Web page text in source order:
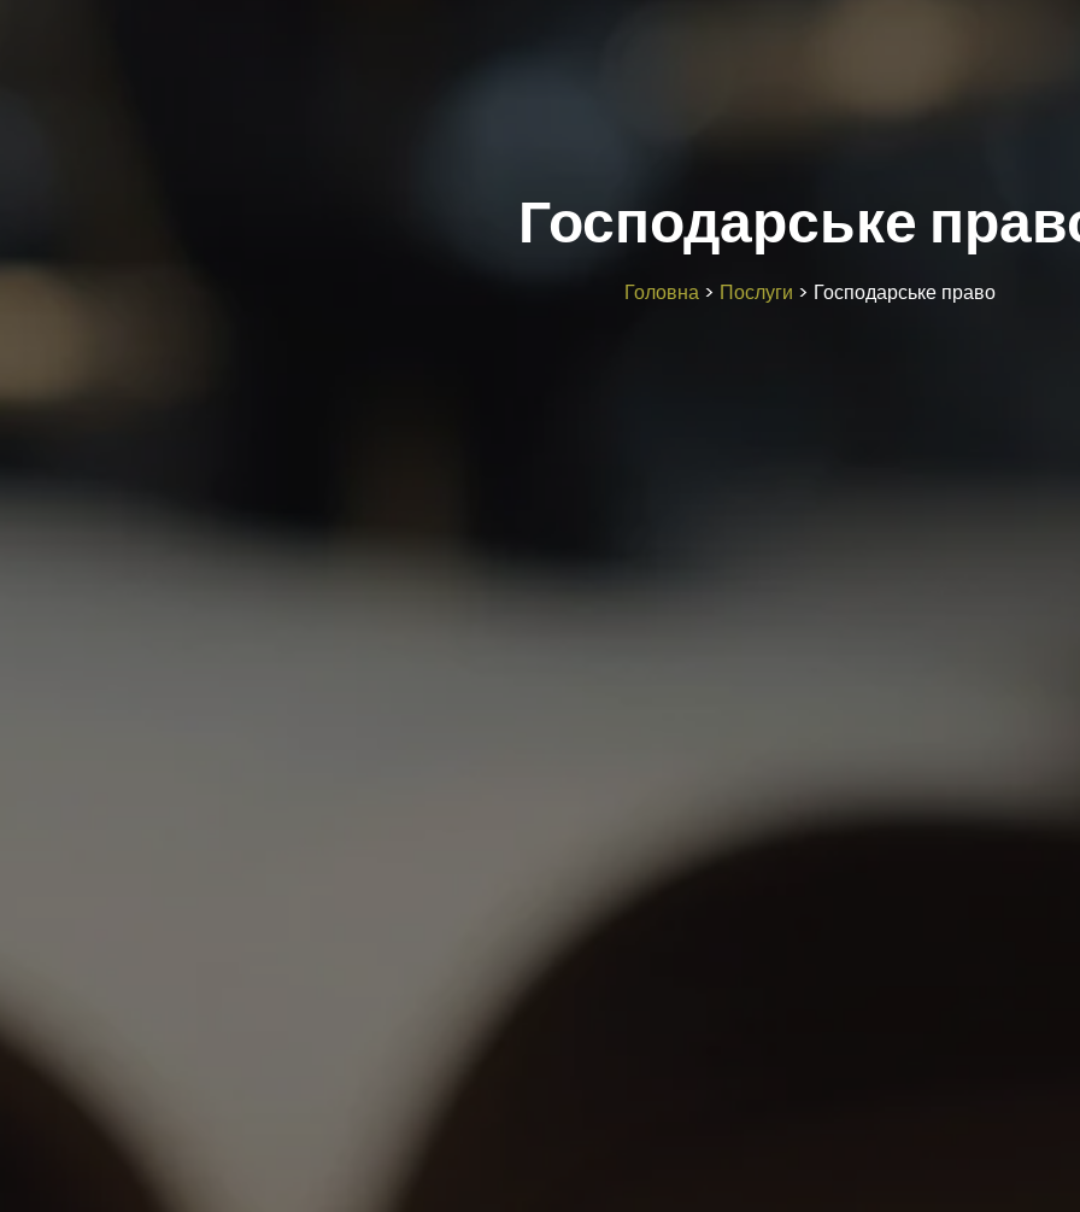
Господарське
Головна > Послуги > Господарське право